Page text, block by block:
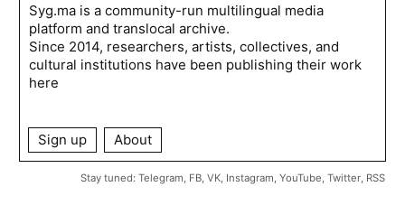
Syg.ma is a community-run multilingual media
platform and translocal archive.
Since 2014, researchers, artists, collectives, and
cultural institutions have been publishing their work
here
Sign up About
Stay tuned: Telegram FB, VK, Instagram YouTube Twitter, RSS